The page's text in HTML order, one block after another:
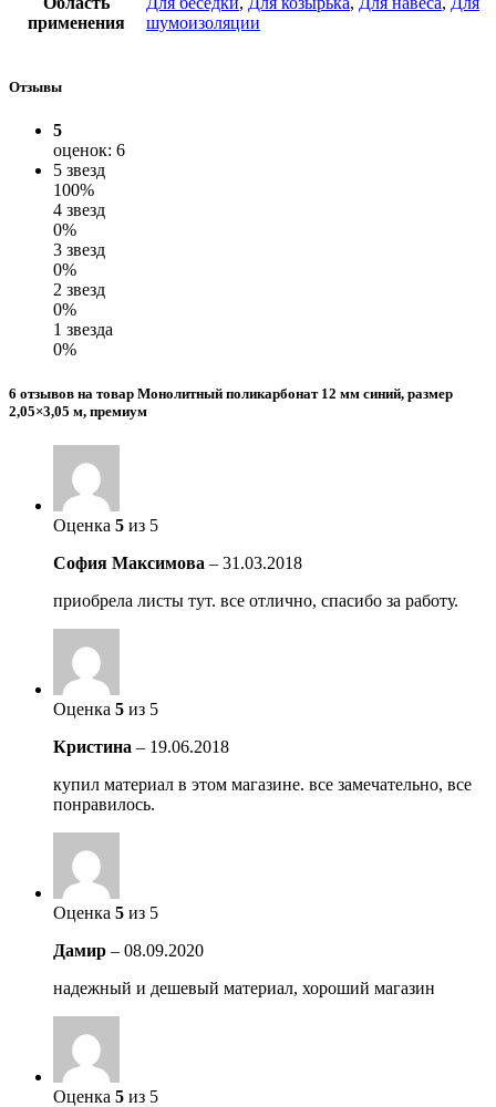
применения
шумоизоляции
Отзывы
5
оценок: 6
5 звезд
100%
4 звезд
0%
3 звезд
0%
2 звезд
0%
1 звезда
0%
6 отзывов на товар Монолитный поликарбонат 12 мм синий, размер
2,05×3,05 м, премиум
Оценка 5 из 5
София Максимова – 31.03.2018
приобрела листы тут. все отлично, спасибо за работу.
Оценка 5 из 5
Кристина – 19.06.2018
купил материал в этом магазине. все замечательно, все
понравилось.
Оценка 5 из 5
Дамир – 08.09.2020
надежный и дешевый материал, хороший магазин
Оценка 5 из 5